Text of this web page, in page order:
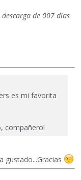
de 007 días
es mi favorita
compañero!
gustado...Gracias